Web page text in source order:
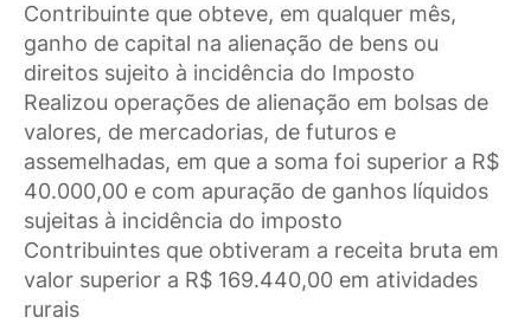
Contribuinte que obteve, em qualquer mês,
ganho de capital na alienação de bens ou
direitos sujeito à incidência do Imposto
Realizou operações de alienação em bolsas de
valores, de mercadorias, de futuros e
assemelhadas, em que a soma foi superior a R$
40.000,00 e com apuração de ganhos líquidos
sujeitas à incidência do imposto
Contribuintes que obtiveram a receita bruta em
valor superior a R$ 169.440,00 em atividades
rurais